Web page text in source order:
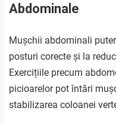
Abdominale
Mușchii abdominali
posturi corecte și la
Exercițiile precum
picioarelor pot întări
stabilizarea coloanei